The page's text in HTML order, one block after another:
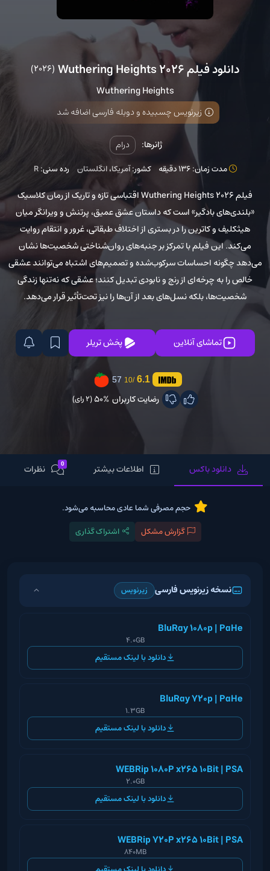
دانلود فیلم Wuthering Heights 2026 (2026)
Wuthering Heights
زیرنویس چسبیده و دوبله فارسی اضافه شد
ژانرها: درام
مدت زمان: 136 دقیقه کشور:آمریکا،انگلستان رده سنی:R
فیلم Wuthering Heights 2026 اقتباسی تازه و تاریک از رمان کلاسیک
«بلندی‌های بادگیر» است که داستان عشق عمیق، پرتنش و ویرانگر میان
هیثکلیف و کاترین را در بستری از اختلاف طبقاتی، غرور و انتقام روایت
می‌کند. این فیلم با تمرکز بر جنبه‌های روان‌شناختی شخصیت‌ها نشان
می‌دهد چگونه احساسات سرکوب‌شده و تصمیم‌های اشتباه می‌توانند عشقی
خالص را به چرخه‌ای از رنج و نابودی تبدیل کنند؛ عشقی که نه‌تنها زندگی
شخصیت‌ها، بلکه نسل‌های بعد از آن‌ها را نیز تحت‌تأثیر قرار می‌دهد.
تماشای آنلاین پخش تریلر
6.1
/10
57
رضایت کاربران 50% (2 رای)
دانلود باکس اطلاعات بیشتر 0 نظرات
حجم مصرفی شما عادی محاسبه می‌شود.
گزارش مشکل
اشتراک گذاری
نسخه زیرنویس فارسی زیرنویس
BluRay 1080p | PaHe
4.0GB
دانلود با لینک مستقیم
BluRay 720p | PaHe
1.3GB
دانلود با لینک مستقیم
WEBRip 1080P x265 10Bit | PSA
2.0GB
دانلود با لینک مستقیم
WEBRip 720P x265 10Bit | PSA
840MB